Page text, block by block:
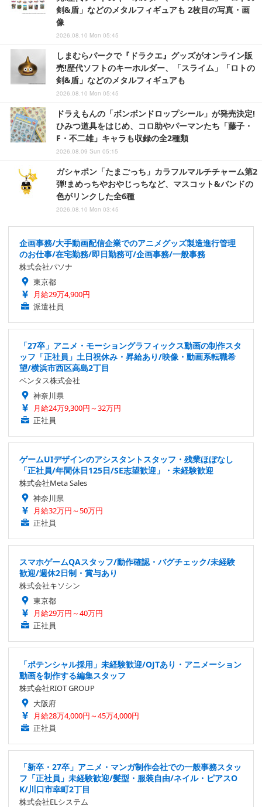
剣&盾」などのメタルフィギュアも 2枚目の写真・画
像
2026.08.10 Mon 05:45
しまむらパークで『ドラクエ』グッズがオンライン販
売!歴代ソフトのキーホルダー、「スライム」「ロトの
剣&盾」などのメタルフィギュアも
2026.08.10 Mon 05:45
ドラえもんの「ボンボンドロップシール」が発売決定!
ひみつ道具をはじめ、コロ助やパーマンたち「藤子・
F・不二雄」キャラも収録の全2種類
2026.08.09 Sun 05:15
ガシャポン「たまごっち」カラフルマルチチャーム第2
弾!まめっちやおやじっちなど、マスコット&バンドの
色がリンクした全6種
2026.08.10 Mon 03:45
企画事務/大手動画配信企業でのアニメグッズ製造進行管理
のお仕事/在宅勤務/即日勤務可/企画事務/一般事務
株式会社パソナ
東京都
月給29万4,900円
派遣社員
「27卒」アニメ・モーショングラフィックス動画の制作スタ
ッフ「正社員」土日祝休み・昇給あり/映像・動画系転職希
望/横浜市西区高島2丁目
ベンタス株式会社
神奈川県
月給24万9,300円～32万円
正社員
ゲームUIデザインのアシスタントスタッフ・残業ほぼなし
「正社員/年間休日125日/SE志望歓迎」・未経験歓迎
株式会社Meta Sales
神奈川県
月給32万円～50万円
正社員
スマホゲームQAスタッフ/動作確認・バグチェック/未経験
歓迎/週休2日制・賞与あり
株式会社キソシン
東京都
月給29万円～40万円
正社員
「ポテンシャル採用」未経験歓迎/OJTあり・アニメーション
動画を制作する編集スタッフ
株式会社RIOT GROUP
大阪府
月給28万4,000円～45万4,000円
正社員
「新卒・27卒」アニメ・マンガ制作会社での一般事務スタッ
フ「正社員」未経験歓迎/髪型・服装自由/ネイル・ピアスO
K/川口市幸町2丁目
株式会社ELシステム